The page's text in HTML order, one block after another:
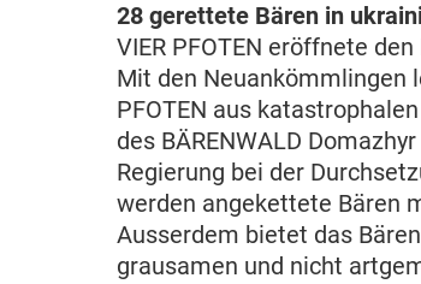
28 gerettete Bären in
VIER PFOTEN eröffnete
Mit den Neuankömmlingen
PFOTEN aus
des BÄRENWALD
Regierung bei der
werden angekettete Bären
Ausserdem bietet das
grausamen und nicht